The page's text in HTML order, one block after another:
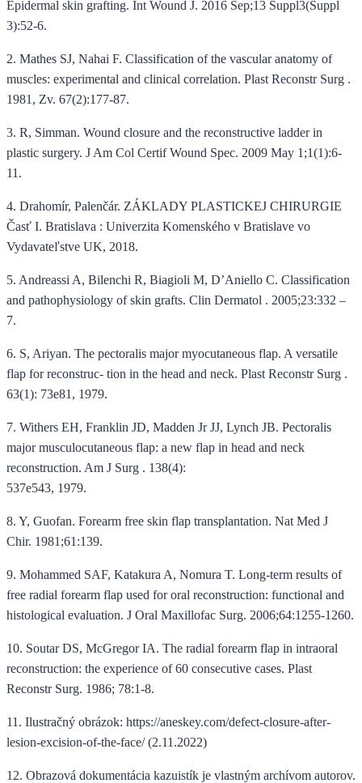
Epidermal skin grafting. Int Wound J. 2016 Sep;13 Suppl3(Suppl
3):52-6.
2. Mathes SJ, Nahai F. Classification of the vascular anatomy of
muscles: experimental and clinical correlation. Plast Reconstr Surg .
1981, Zv. 67(2):177-87.
3. R, Simman. Wound closure and the reconstructive ladder in
plastic surgery. J Am Col Certif Wound Spec. 2009 May 1;1(1):6-
11.
4. Drahomír, Palenčár. ZÁKLADY PLASTICKEJ CHIRURGIE
Časť I. Bratislava : Univerzita Komenského v Bratislave vo
Vydavateľstve UK, 2018.
5. Andreassi A, Bilenchi R, Biagioli M, D’Aniello C. Classification
and pathophysiology of skin grafts. Clin Dermatol . 2005;23:332 –
7.
6. S, Ariyan. The pectoralis major myocutaneous flap. A versatile
flap for reconstruc- tion in the head and neck. Plast Reconstr Surg .
63(1): 73e81, 1979.
7. Withers EH, Franklin JD, Madden Jr JJ, Lynch JB. Pectoralis
major musculocutaneous flap: a new flap in head and neck
reconstruction. Am J Surg . 138(4):
537e543, 1979.
8. Y, Guofan. Forearm free skin flap transplantation. Nat Med J
Chir. 1981;61:139.
9. Mohammed SAF, Katakura A, Nomura T. Long-term results of
free radial forearm flap used for oral reconstruction: functional and
histological evaluation. J Oral Maxillofac Surg. 2006;64:1255-1260.
10. Soutar DS, McGregor IA. The radial forearm flap in intraoral
reconstruction: the experience of 60 consecutive cases. Plast
Reconstr Surg. 1986; 78:1-8.
11. Ilustračný obrázok: https://aneskey.com/defect-closure-after-
lesion-excision-of-the-face/ (2.11.2022)
12. Obrazová dokumentácia kazuistík je vlastným archívom autorov.